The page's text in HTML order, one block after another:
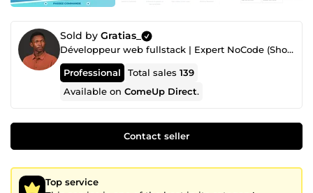
Sold by Gratias_
Développeur web fullstack | Expert NoCode (Shopify, Prestashop, WordPress)
Professional Total sales139
Available onComeUp Direct.
Contact seller
Top service